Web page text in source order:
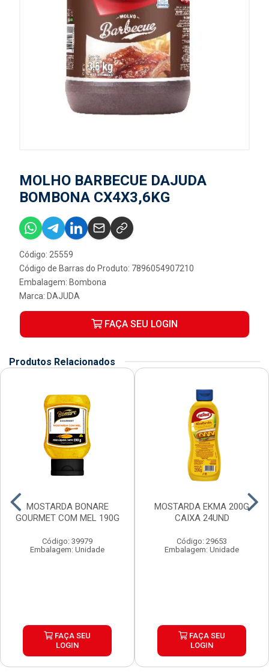
MOLHO BARBECUE DAJUDA
BOMBONA CX4X3,6KG
Código: 25559
Código de Barras do Produto: 7896054907210
Embalagem: Bombona
Marca: DAJUDA
FAÇA SEU LOGIN
Produtos Relacionados
MOSTARDA BONARE
GOURMET COM MEL 190G
Código: 39979
Embalagem: Unidade
FAÇA SEU
LOGIN
MOSTARDA EKMA 200G
CAIXA 24UND
Código: 29653
Embalagem: Unidade
FAÇA SEU
LOGIN